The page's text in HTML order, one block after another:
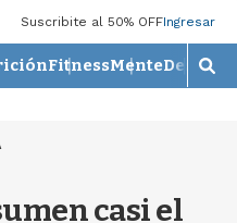
Suscribite al 50% OFFIngresar
FitnessMente
M
o
casi el